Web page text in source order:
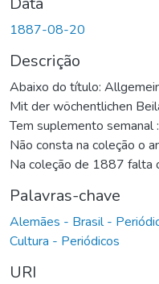
1887-08-20
Descrição
Abaixo do título:
Mit der wöchentlichen
Tem suplemento
Não consta na coleção o
Na coleção de 1887 falta
Palavras-chave
Alemães - Brasil -
Cultura - Periódicos
URI